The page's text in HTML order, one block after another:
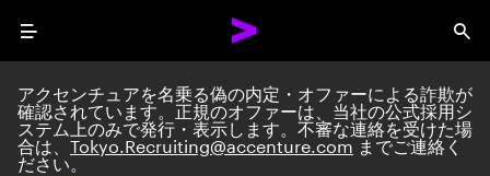
Menu
アクセンチュアを名乗る偽の内定・オファーによる詐欺が
確認されています。正規のオファーは、当社の公式採用シ
ステム上のみで発行・表示します。不審な連絡を受けた場
合は、Tokyo.Recruiting@accenture.comまでご連絡く
ださい。
Search jobs at